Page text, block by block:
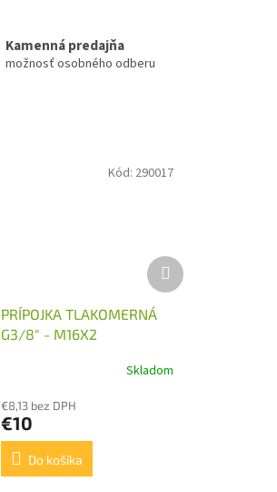
Kamenná predajňa
možnosť osobného odberu
PRÍPOJKA TLAKOMERNÁ
G3/8" - M16X2
Skladom
€8,13 bez DPH
€10
Do košíka
Kód: 290017
Ďalší
produkt